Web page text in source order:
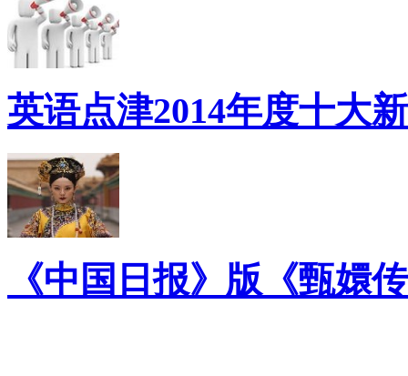
英语点津2014年度十大
《中国日报》版《甄嬛